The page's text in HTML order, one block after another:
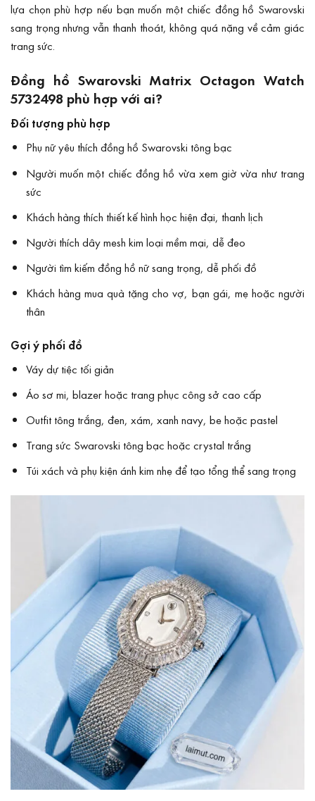
lựa chọn phù hợp nếu bạn muốn một chiếc đồng hồ Swarovski
sang trọng nhưng vẫn thanh thoát, không quá nặng về cảm giác
trang sức.
Đồng hồ Swarovski Matrix Octagon Watch
5732498 phù hợp với ai?
Đối tượng phù hợp
Phụ nữ yêu thích đồng hồ Swarovski tông bạc
Người muốn một chiếc đồng hồ vừa xem giờ vừa như trang
sức
Khách hàng thích thiết kế hình học hiện đại, thanh lịch
Người thích dây mesh kim loại mềm mại, dễ đeo
Người tìm kiếm đồng hồ nữ sang trọng, dễ phối đồ
Khách hàng mua quà tặng cho vợ, bạn gái, mẹ hoặc người
thân
Gợi ý phối đồ
Váy dự tiệc tối giản
Áo sơ mi, blazer hoặc trang phục công sở cao cấp
Outfit tông trắng, đen, xám, xanh navy, be hoặc pastel
Trang sức Swarovski tông bạc hoặc crystal trắng
Túi xách và phụ kiện ánh kim nhẹ để tạo tổng thể sang trọng